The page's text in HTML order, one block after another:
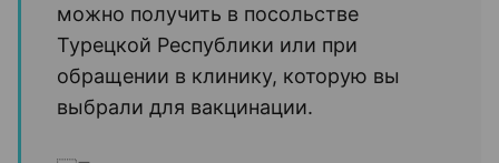
можно получить в посольстве
Турецкой Республики или при
обращении в клинику, которую вы
выбрали для вакцинации.